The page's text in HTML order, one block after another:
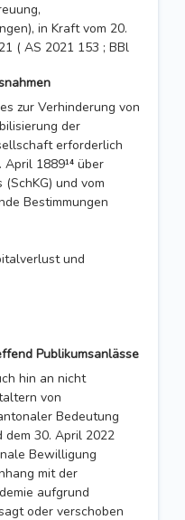
in Kraft vom 20.
( AS 2021 153 ; BBl
zur Verhinderung von
der
erforderlich
1889¹⁴ über
und vom
Bestimmungen
und
Publikumsanlässe
hin an nicht
von
Bedeutung
dem 30. April 2022
Bewilligung
mit der
aufgrund
oder verschoben